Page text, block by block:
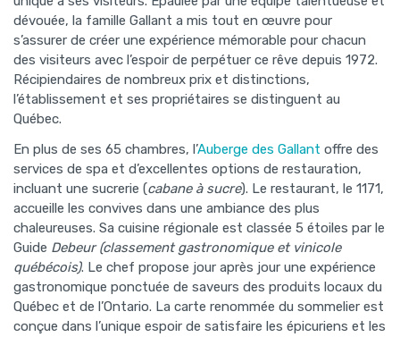
dévouée, la famille Gallant a mis tout en œuvre pour
s’assurer de créer une expérience mémorable pour chacun
des visiteurs avec l’espoir de perpétuer ce rêve depuis 1972.
Récipiendaires de nombreux prix et distinctions,
l’établissement et ses propriétaires se distinguent au
Québec.
En plus de ses 65 chambres, l’Auberge des Gallant offre des
services de spa et d’excellentes options de restauration,
incluant une sucrerie (cabane à sucre). Le restaurant, le 1171,
accueille les convives dans une ambiance des plus
chaleureuses. Sa cuisine régionale est classée 5 étoiles par le
Guide Debeur (classement gastronomique et vinicole
québécois). Le chef propose jour après jour une expérience
gastronomique ponctuée de saveurs des produits locaux du
Québec et de l’Ontario. La carte renommée du sommelier est
conçue dans l’unique espoir de satisfaire les épicuriens et les